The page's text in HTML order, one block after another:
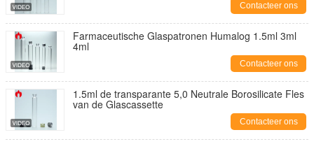
Contacteer ons
Farmaceutische Glaspatronen Humalog 1.5ml 3ml
4ml
Contacteer ons
1.5ml de transparante 5,0 Neutrale Borosilicate Fles
van de Glascassette
Contacteer ons